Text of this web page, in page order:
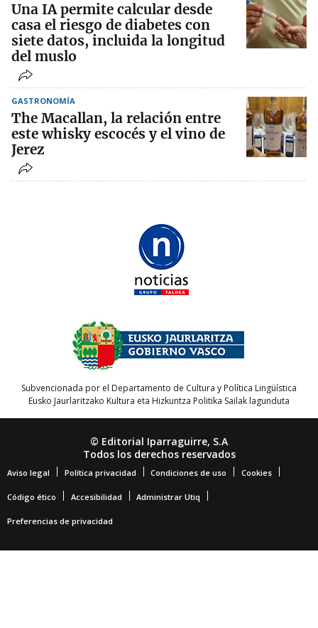
Una IA permite calcular desde
casa el riesgo de diabetes con
siete datos, incluida la longitud
del muslo
GASTRONOMÍA
The Macallan, la relación entre
este whisky escocés y el vino de
Jerez
Subvencionada por el Departamento de Cultura y Política Lingüística
Eusko Jaurlaritzako Kultura eta Hizkuntza Politika Sailak lagunduta
© Editorial Iparraguirre, S.A
Todos los derechos reservados
Aviso legal Política privacidad Condiciones de uso Cookies
Código ético Accesibilidad Administrar Utiq
Preferencias de privacidad